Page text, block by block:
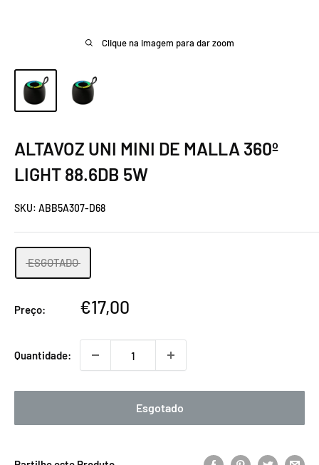
Clique na imagem para dar zoom
ALTAVOZ UNI MINI DE MALLA 360º
LIGHT 88.6DB 5W
SKU: ABB5A307-D68
ESGOTADO
Preço:
Preço
€17,00
Quantidade:
Esgotado